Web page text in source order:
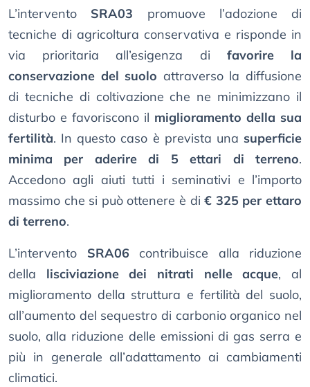
L’intervento SRA03 promuove l’adozione di
tecniche di agricoltura conservativa e risponde in
via prioritaria all’esigenza di favorire la
conservazione del suolo attraverso la diffusione
di tecniche di coltivazione che ne minimizzano il
disturbo e favoriscono il miglioramento della sua
fertilità. In questo caso è prevista una superficie
minima per aderire di 5 ettari di terreno.
Accedono agli aiuti tutti i seminativi e l’importo
massimo che si può ottenere è di€ 325 per ettaro
di terreno.
L’intervento SRA06 contribuisce alla riduzione
della lisciviazione dei nitrati nelle acque, al
miglioramento della struttura e fertilità del suolo,
all’aumento del sequestro di carbonio organico nel
suolo, alla riduzione delle emissioni di gas serra e
più in generale all’adattamento ai cambiamenti
climatici.